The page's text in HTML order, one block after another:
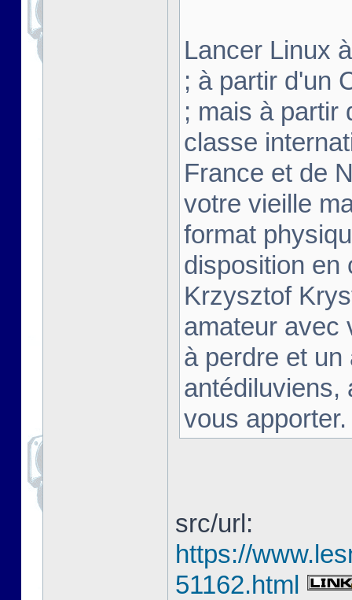
Lancer Linux
; à partir d'un
; mais à partir
classe
France et de
votre vieille
format
disposition en
Krzysztof
amateur avec
à perdre et
antédiluviens,
vous
src/url:
https://
51162.html